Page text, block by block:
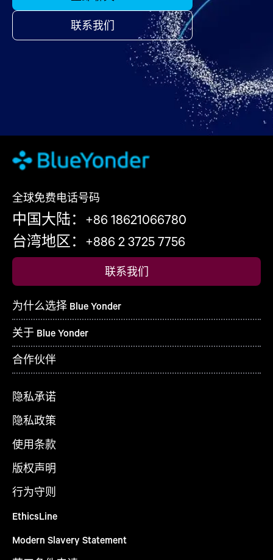
联系我们
全球免费电话号码
中国大陆：+86 18621066780
台湾地区：+886 2 3725 7756
联系我们
为什么选择 Blue Yonder
关于 Blue Yonder
合作伙伴
隐私承诺
隐私政策
使用条款
版权声明
行为守则
EthicsLine
Modern Slavery Statement